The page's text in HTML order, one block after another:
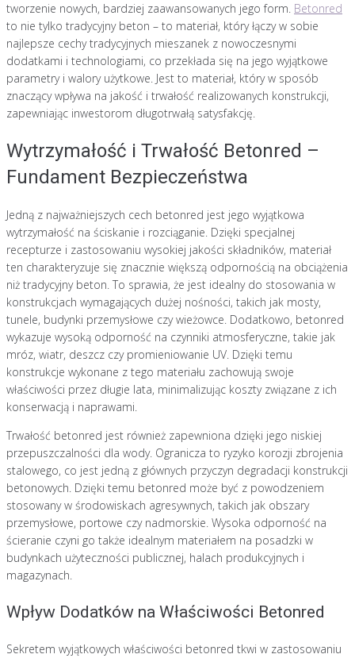
tworzenie nowych, bardziej zaawansowanych jego form. Betonred
to nie tylko tradycyjny beton – to materiał, który łączy w sobie
najlepsze cechy tradycyjnych mieszanek z nowoczesnymi
dodatkami i technologiami, co przekłada się na jego wyjątkowe
parametry i walory użytkowe. Jest to materiał, który w sposób
znaczący wpływa na jakość i trwałość realizowanych konstrukcji,
zapewniając inwestorom długotrwałą satysfakcję.
Wytrzymałość i Trwałość Betonred –
Fundament Bezpieczeństwa
Jedną z najważniejszych cech betonred jest jego wyjątkowa
wytrzymałość na ściskanie i rozciąganie. Dzięki specjalnej
recepturze i zastosowaniu wysokiej jakości składników, materiał
ten charakteryzuje się znacznie większą odpornością na obciążenia
niż tradycyjny beton. To sprawia, że jest idealny do stosowania w
konstrukcjach wymagających dużej nośności, takich jak mosty,
tunele, budynki przemysłowe czy wieżowce. Dodatkowo, betonred
wykazuje wysoką odporność na czynniki atmosferyczne, takie jak
mróz, wiatr, deszcz czy promieniowanie UV. Dzięki temu
konstrukcje wykonane z tego materiału zachowują swoje
właściwości przez długie lata, minimalizując koszty związane z ich
konserwacją i naprawami.
Trwałość betonred jest również zapewniona dzięki jego niskiej
przepuszczalności dla wody. Ogranicza to ryzyko korozji zbrojenia
stalowego, co jest jedną z głównych przyczyn degradacji konstrukcji
betonowych. Dzięki temu betonred może być z powodzeniem
stosowany w środowiskach agresywnych, takich jak obszary
przemysłowe, portowe czy nadmorskie. Wysoka odporność na
ścieranie czyni go także idealnym materiałem na posadzki w
budynkach użyteczności publicznej, halach produkcyjnych i
magazynach.
Wpływ Dodatków na Właściwości Betonred
Sekretem wyjątkowych właściwości betonred tkwi w zastosowaniu